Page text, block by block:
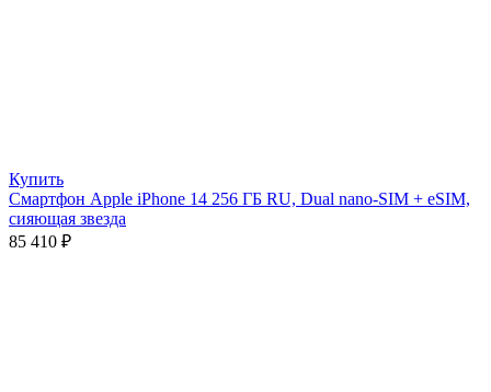
Купить
Смартфон Apple iPhone 14 256 ГБ RU, Dual nano-SIM + eSIM,
сияющая звезда
85 410 ₽